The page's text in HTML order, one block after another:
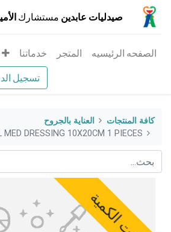
صيدليات عابدين مستشارك
تسجيل
الصفحه الرئيسيه المتجر خدماتنا
كافة المنتجات
العناية بالجروح
MED DRESSING 10X20CM 1 PIECES